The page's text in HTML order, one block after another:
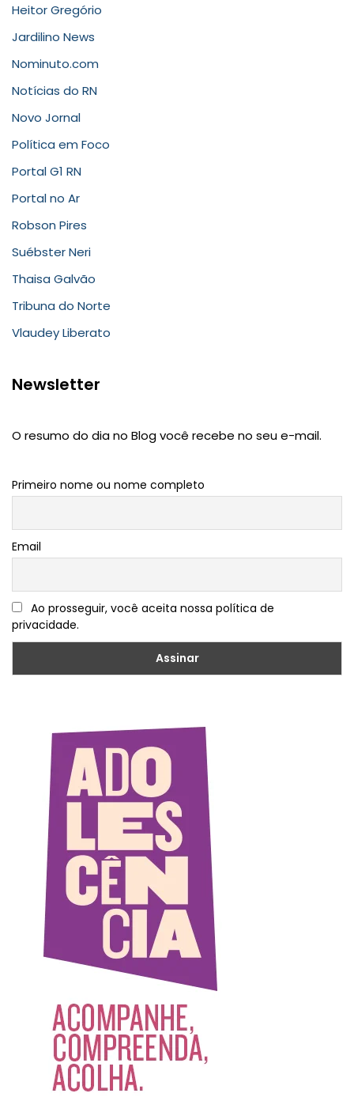
Heitor Gregório
Jardilino News
Nominuto.com
Notícias do RN
Novo Jornal
Política em Foco
Portal G1 RN
Portal no Ar
Robson Pires
Suébster Neri
Thaisa Galvão
Tribuna do Norte
Vlaudey Liberato
Newsletter
O resumo do dia no Blog você recebe no seu e-mail.
Primeiro nome ou nome completo
Email
Ao prosseguir, você aceita nossa política de
privacidade.